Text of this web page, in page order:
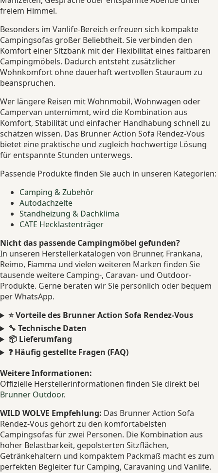
freiem Himmel.
Besonders im Vanlife-Bereich erfreuen sich kompakte
Campingsofas großer Beliebtheit. Sie verbinden den
Komfort einer Sitzbank mit der Flexibilität eines faltbaren
Campingmöbels. Dadurch entsteht zusätzlicher
Wohnkomfort ohne dauerhaft wertvollen Stauraum zu
beanspruchen.
Wer längere Reisen mit Wohnmobil, Wohnwagen oder
Campervan unternimmt, wird die Kombination aus
Komfort, Stabilität und einfacher Handhabung schnell zu
schätzen wissen. Das Brunner Action Sofa Rendez-Vous
bietet eine praktische und zugleich hochwertige Lösung
für entspannte Stunden unterwegs.
Passende Produkte finden Sie auch in unseren Kategorien:
Camping & Zubehör
Autodachzelte
Standheizung & Dachklima
CATE Hecklastenträger
Nicht das passende Campingmöbel gefunden?
In unseren Herstellerkatalogen von Brunner, Frankana,
Reimo, Fiamma und vielen weiteren Marken finden Sie
tausende weitere Camping-, Caravan- und Outdoor-
Produkte. Gerne beraten wir Sie persönlich oder bequem
per WhatsApp.
⭐ Vorteile des Brunner Action Sofa Rendez-Vous
🔧 Technische Daten
📦 Lieferumfang
❓ Häufig gestellte Fragen (FAQ)
Weitere Informationen:
Offizielle Herstellerinformationen finden Sie direkt bei
Brunner Outdoor.
WILD WOLVE Empfehlung: Das Brunner Action Sofa
Rendez-Vous gehört zu den komfortabelsten
Campingsofas für zwei Personen. Die Kombination aus
hoher Belastbarkeit, gepolsterten Sitzflächen,
Getränkehaltern und kompaktem Packmaß macht es zum
perfekten Begleiter für Camping, Caravaning und Vanlife.